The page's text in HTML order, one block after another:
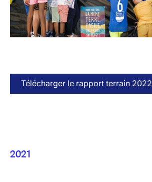
Télécharger le rapport terrain 2022
2021